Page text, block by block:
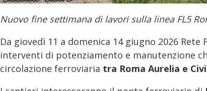
Nuovo fine settimana di lavori sulla linea FL5
Da giovedì 11 a domenica 14 giugno 2026
interventi di potenziamento e manutenzione
circolazione ferroviaria tra Roma Aurelia e